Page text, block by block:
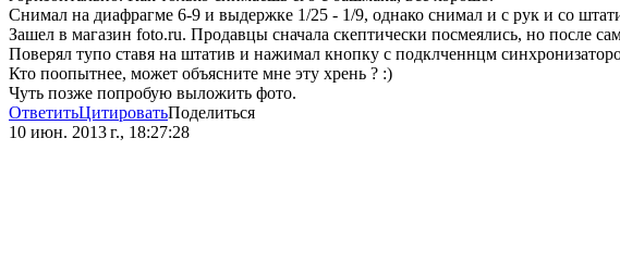
Снимал на диафрагме 6-9 и выдержке 1/25 - 1/9, однако снимал и с рук и со
Зашел в магазин foto.ru. Продавцы сначала скептически посмеялись, но после
Поверял тупо ставя на штатив и нажимал кнопку с подклченнцм
Кто поопытнее, может объясните мне эту хрень ? :)
Чуть позже попробую выложить фото.
ОтветитьЦитироватьПоделиться
10 июн. 2013 г., 18:27:28